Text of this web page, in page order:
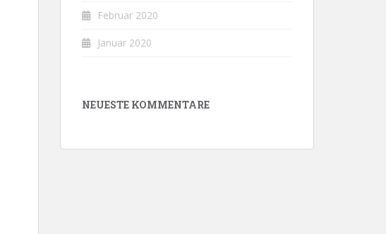
Februar 2020
Januar 2020
NEUESTE KOMMENTARE